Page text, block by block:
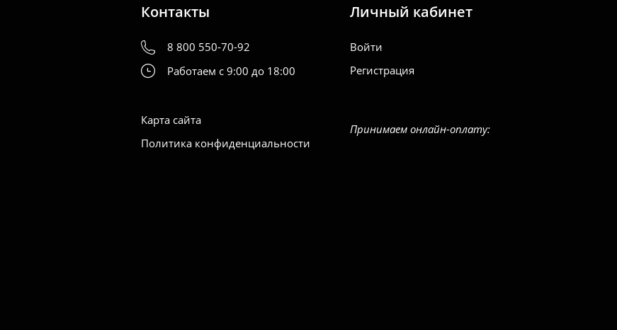
Контакты
8 800 550-70-92
Работаем с 9:00 до 18:00
Карта сайта
Политика конфиденциальности
Личный кабинет
Войти
Регистрация
Принимаем онлайн-оплату: